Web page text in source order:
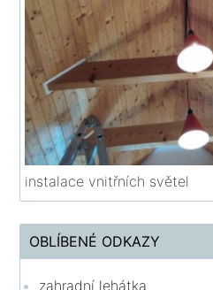
instalace vnitřních světel
OBLÍBENÉ ODKAZY
zahradní lehátka